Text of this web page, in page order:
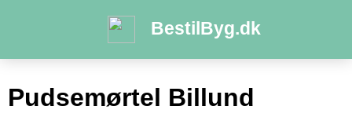
BestilByg.dk
Pudsemørtel Billund